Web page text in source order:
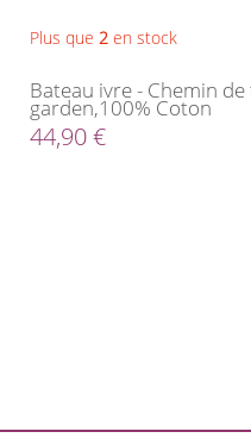
Plus que 2 en stock
Bateau ivre - Chemin
garden,100% Coton
44,90 €